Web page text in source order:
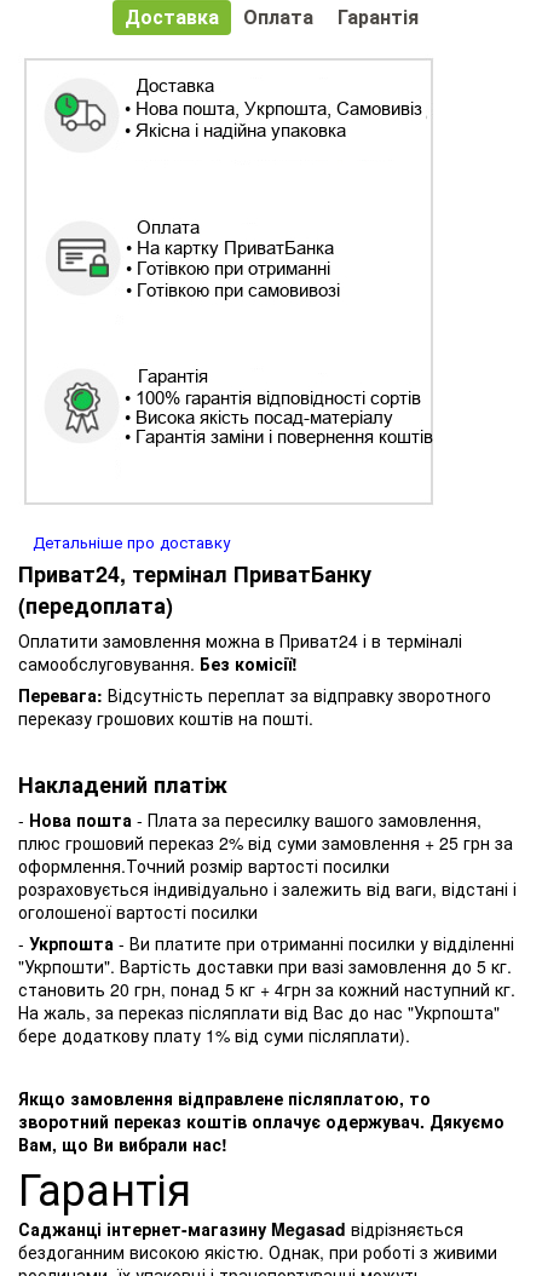
Доставка Оплата Гарантія
Детальніше про доставку
Приват24, термінал ПриватБанку
(передоплата)
Оплатити замовлення можна в Приват24 і в терміналі
самообслуговування. Без комісії!
Перевага: Відсутність переплат за відправку зворотного
переказу грошових коштів на пошті.
Накладений платіж
- Нова пошта - Плата за пересилку вашого замовлення,
плюс грошовий переказ 2% від суми замовлення + 25 грн за
оформлення.Точний розмір вартості посилки
розраховується індивідуально і залежить від ваги, відстані і
оголошеної вартості посилки
- Укрпошта - Ви платите при отриманні посилки у відділенні
"Укрпошти". Вартість доставки при вазі замовлення до 5 кг.
становить 20 грн, понад 5 кг + 4грн за кожний наступний кг.
На жаль, за переказ післяплати від Вас до нас "Укрпошта"
бере додаткову плату 1% від суми післяплати).
Якщо замовлення відправлене післяплатою, то
зворотний переказ коштів оплачує одержувач. Дякуємо
Вам, що Ви вибрали нас!
Гарантія
Саджанці інтернет-магазину Megasad відрізняється
бездоганним високою якістю. Однак, при роботі з живими